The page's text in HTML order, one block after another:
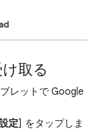
取る
レットで Google
定] をタップしま